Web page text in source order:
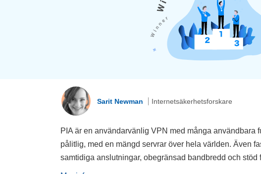
Sarit Newman Internetsäkerhetsforskare
PIA är en användarvänlig VPN med många
pålitlig, med en mängd servrar över hela världen. Även
samtidiga anslutningar, obegränsad bandbredd och stöd